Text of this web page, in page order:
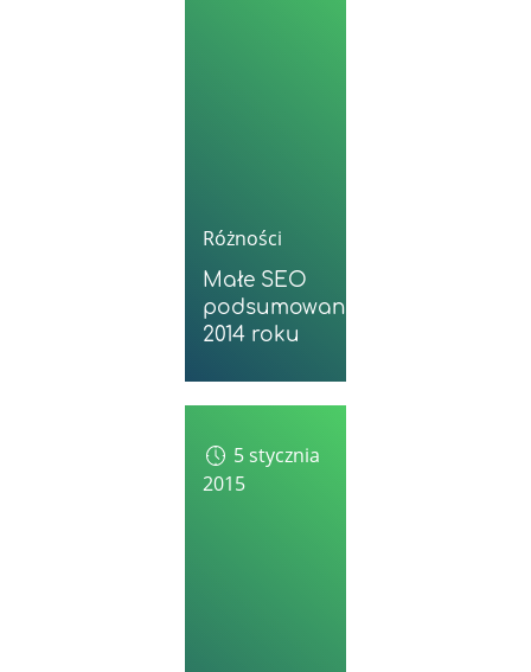
Różności
Małe SEO
podsumowanie
2014 roku
5 stycznia
2015